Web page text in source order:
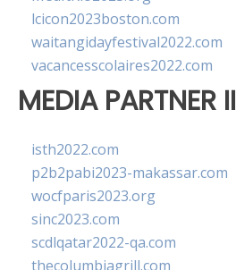
lcicon2023boston.com
waitangidayfestival2022.com
vacancesscolaires2022.com
MEDIA PARTNER II
isth2022.com
p2b2pabi2023-makassar.com
wocfparis2023.org
sinc2023.com
scdlqatar2022-qa.com
thecolumbiagrill.com